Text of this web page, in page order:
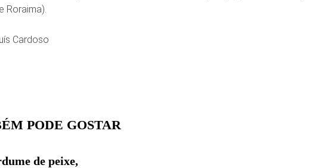
Roraima).
Cardoso
PODE GOSTAR
de peixe,